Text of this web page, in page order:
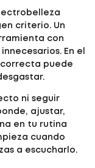
criterio. Un
con
En el
puede
ni seguir
ajustar,
en tu rutina
cuando
a escucharlo.